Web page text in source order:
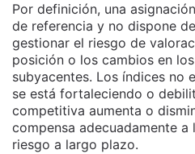
Por definición, una
de referencia y no dispone
gestionar el riesgo de
posición o los cambios en
subyacentes. Los índices no
se está fortaleciendo o
competitiva aumenta o
compensa adecuadamente
riesgo a largo plazo.